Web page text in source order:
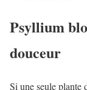
Psyllium
douceur
Si une seule plante